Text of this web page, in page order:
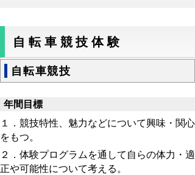
自転車競技体験
自転車競技
年間目標
１．競技特性、魅力などについて興味・関心
をもつ。
２．体験プログラムを通して自らの体力・適
正や可能性について考える。